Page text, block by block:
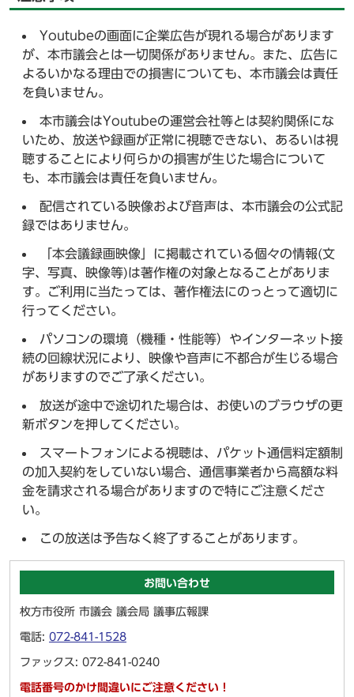
Youtubeの画面に企業広告が現れる場合があります
が、本市議会とは一切関係がありません。また、広告に
よるいかなる理由での損害についても、本市議会は責任
を負いません。
本市議会はYoutubeの運営会社等とは契約関係にな
いため、放送や録画が正常に視聴できない、あるいは視
聴することにより何らかの損害が生じた場合について
も、本市議会は責任を負いません。
配信されている映像および音声は、本市議会の公式記
録ではありません。
「本会議録画映像」に掲載されている個々の情報(文
字、写真、映像等)は著作権の対象となることがありま
す。ご利用に当たっては、著作権法にのっとって適切に
行ってください。
パソコンの環境（機種・性能等）やインターネット接
続の回線状況により、映像や音声に不都合が生じる場合
がありますのでご了承ください。
放送が途中で途切れた場合は、お使いのブラウザの更
新ボタンを押してください。
スマートフォンによる視聴は、パケット通信料定額制
の加入契約をしていない場合、通信事業者から高額な料
金を請求される場合がありますので特にご注意くださ
い。
この放送は予告なく終了することがあります。
お問い合わせ
枚方市役所 市議会 議会局 議事広報課
電話: 072-841-1528
ファックス: 072-841-0240
電話番号のかけ間違いにご注意ください！